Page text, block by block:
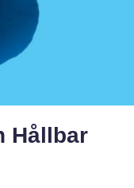
Hållbar